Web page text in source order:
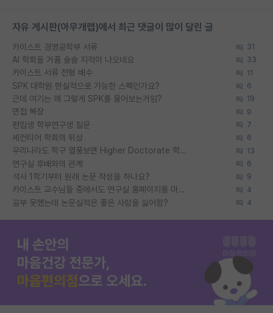
자유 게시판(아무개랩)에서 최근 댓글이 많이 달린 글
카이스트 경영공학부 서류 31
AI 학회들 거품 슬슬 지적이 나오네요 33
카이스트 서류 전형 배수 11
SPK 대학원 현실적으로 가능한 스펙인가요? 6
근데 여기는 왜 그렇게 SPK를 물어보는거임? 19
면접 복장 9
편입생 학부연구생 질문 7
세컨티어 학회의 위상 6
우리나라도 학구 열풍보면 Higher Doctorate 학위가 필요하다고 봅니다. 13
연구실 후배와의 관계 6
석사 1학기부터 원래 논문 작성을 하나요? 9
카이스트 교수님들 중에서도 연구실 홈페이지를 마련 안 하신 분들이 계시던데 4
공부 못했는데 논문실적은 좋은 사람을 싫어함? 4